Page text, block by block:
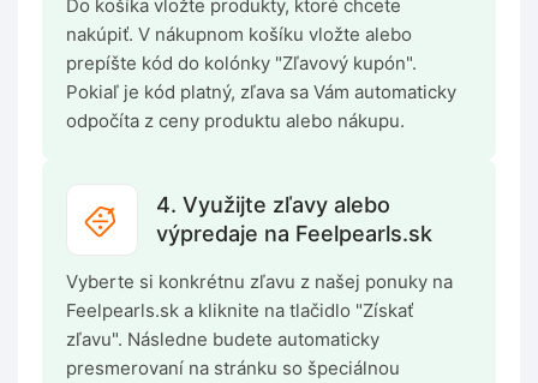
Do košíka vložte produkty, ktoré chcete
nakúpiť. V nákupnom košíku vložte alebo
prepíšte kód do kolónky "Zľavový kupón".
Pokiaľ je kód platný, zľava sa Vám automaticky
odpočíta z ceny produktu alebo nákupu.
4. Využijte zľavy alebo
výpredaje na Feelpearls.sk
Vyberte si konkrétnu zľavu z našej ponuky na
Feelpearls.sk a kliknite na tlačidlo "Získať
zľavu". Následne budete automaticky
presmerovaní na stránku so špeciálnou